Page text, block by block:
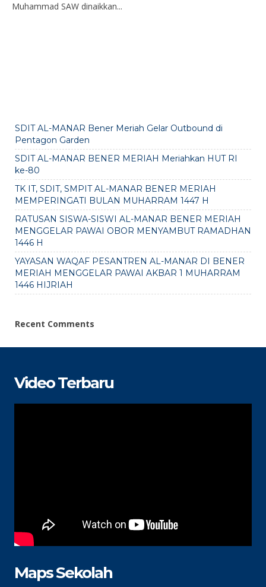
Muhammad SAW dinaikkan...
SDIT AL-MANAR Bener Meriah Gelar Outbound di
Pentagon Garden
SDIT AL-MANAR BENER MERIAH Meriahkan HUT RI
ke-80
TK IT, SDIT, SMPIT AL-MANAR BENER MERIAH
MEMPERINGATI BULAN MUHARRAM 1447 H
RATUSAN SISWA-SISWI AL-MANAR BENER MERIAH
MENGGELAR PAWAI OBOR MENYAMBUT RAMADHAN
1446 H
YAYASAN WAQAF PESANTREN AL-MANAR DI BENER
MERIAH MENGGELAR PAWAI AKBAR 1 MUHARRAM
1446 HIJRIAH
Recent Comments
Video Terbaru
Maps Sekolah